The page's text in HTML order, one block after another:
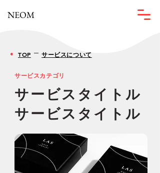
NEOM
● ​TOP ​サービスについて
​サービスカテゴリ
サービスタイトル
サービスタイト ル